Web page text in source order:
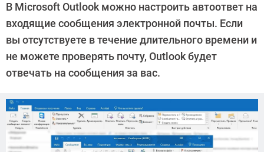
Воробьев
В Microsoft Outlook можно настроить автоответ на
входящие сообщения электронной почты. Если
вы отсутствуете в течение длительного времени и
не можете проверять почту, Outlook будет
отвечать на сообщения за вас.